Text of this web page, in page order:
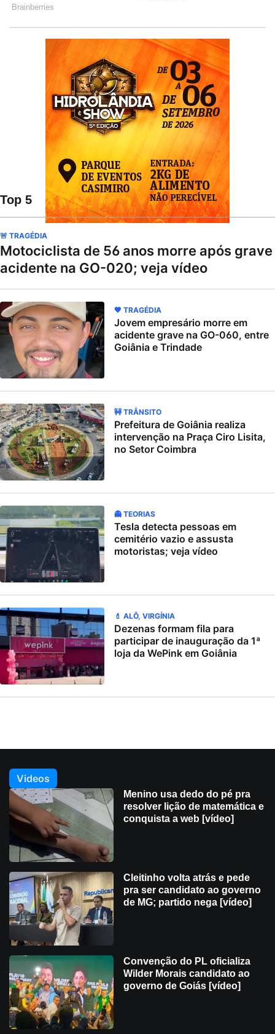
Top 5
🚨 TRAGÉDIA
Motociclista de 56 anos morre após grave
acidente na GO-020; veja vídeo
🖤 TRAGÉDIA
Jovem empresário morre em
acidente grave na GO-060, entre
Goiânia e Trindade
🚧 TRÂNSITO
Prefeitura de Goiânia realiza
intervenção na Praça Ciro Lisita,
no Setor Coimbra
👻 TEORIAS
Tesla detecta pessoas em
cemitério vazio e assusta
motoristas; veja vídeo
💄 ALÔ, VIRGÍNIA
Dezenas formam fila para
participar de inauguração da 1ª
loja da WePink em Goiânia
Videos
Menino usa dedo do pé pra
resolver lição de matemática e
conquista a web [vídeo]
Cleitinho volta atrás e pede
pra ser candidato ao governo
de MG; partido nega [vídeo]
Convenção do PL oficializa
Wilder Morais candidato ao
governo de Goiás [vídeo]